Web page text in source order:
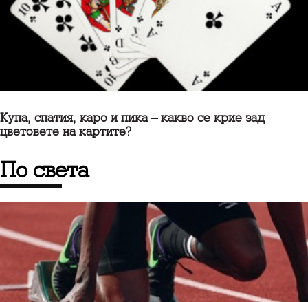
Купа, спатия, каро и пика – какво се крие зад
цветовете на картите?
по света